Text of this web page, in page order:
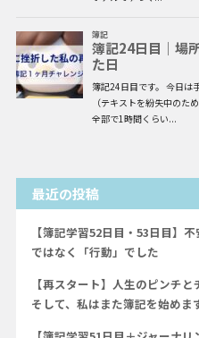
最近の投稿
【簿記学習52日目・53日目】
ではなく「行動」でした
【再スタート】人生のピンチ
そして、私はまた簿記を始めます